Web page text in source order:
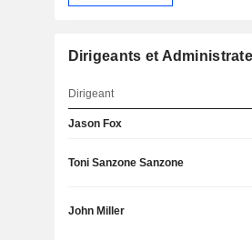
Dirigeants et
Dirigeant
Jason Fox
Toni Sanzone Sanzone
John Miller